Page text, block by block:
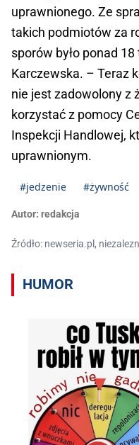
uprawnionego. Ze
takich podmiotów za
sporów było ponad
Karczewska. – Teraz
nie jest zadowolony z
korzystać z pomocy
Inspekcji Handlowej,
uprawnionym.
#jedzenie #żywność
Autor: redakcja
Źródło: newseria.pl,
HUMOR